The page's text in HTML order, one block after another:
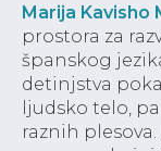
Marija Kavisho
prostora za
španskog
detinjstva
ljudsko telo,
raznih